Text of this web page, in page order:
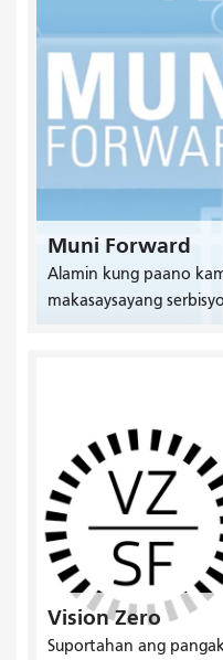
Muni Forward
Alamin kung paano
makasaysayang
Vision Zero
Suportahan ang